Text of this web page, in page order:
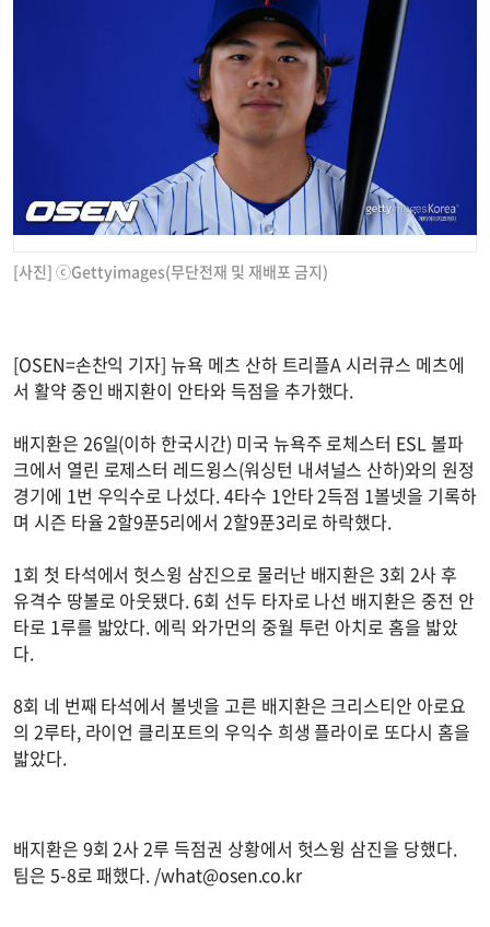
[사진] ⓒGettyimages(무단전재 및 재배포 금지)
[OSEN=손찬익 기자] 뉴욕 메츠 산하 트리플A 시러큐스 메츠에
서 활약 중인 배지환이 안타와 득점을 추가했다.
배지환은 26일(이하 한국시간) 미국 뉴욕주 로체스터 ESL 볼파
크에서 열린 로제스터 레드윙스(워싱턴 내셔널스 산하)와의 원정
경기에 1번 우익수로 나섰다. 4타수 1안타 2득점 1볼넷을 기록하
며 시즌 타율 2할9푼5리에서 2할9푼3리로 하락했다.
1회 첫 타석에서 헛스윙 삼진으로 물러난 배지환은 3회 2사 후
유격수 땅볼로 아웃됐다. 6회 선두 타자로 나선 배지환은 중전 안
타로 1루를 밟았다. 에릭 와가먼의 중월 투런 아치로 홈을 밟았
다.
8회 네 번째 타석에서 볼넷을 고른 배지환은 크리스티안 아로요
의 2루타, 라이언 클리포트의 우익수 희생 플라이로 또다시 홈을
밟았다.
배지환은 9회 2사 2루 득점권 상황에서 헛스윙 삼진을 당했다.
팀은 5-8로 패했다. /what@osen.co.kr